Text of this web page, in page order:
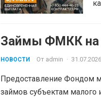
Займы ФМКК на
НОВОСТИ От admin · 31.07.2026
Предоставление Фондом
займов субъектам малого